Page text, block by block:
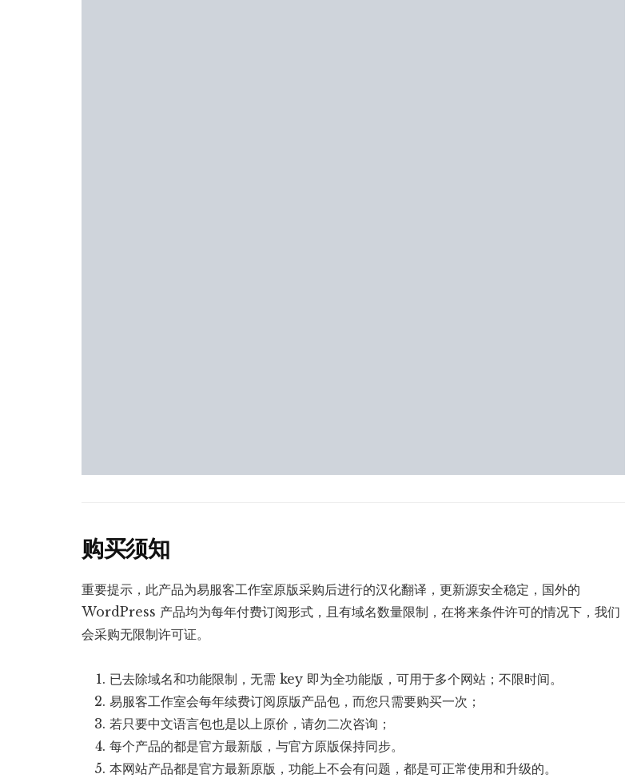
购买须知
重要提示，此产品为易服客工作室原版采购后进行的汉化翻译，更新源安全稳定，国外的
WordPress 产品均为每年付费订阅形式，且有域名数量限制，在将来条件许可的情况下，我们
会采购无限制许可证。
已去除域名和功能限制，无需 key 即为全功能版，可用于多个网站；不限时间。
易服客工作室会每年续费订阅原版产品包，而您只需要购买一次；
若只要中文语言包也是以上原价，请勿二次咨询；
每个产品的都是官方最新版，与官方原版保持同步。
本网站产品都是官方最新原版，功能上不会有问题，都是可正常使用和升级的。